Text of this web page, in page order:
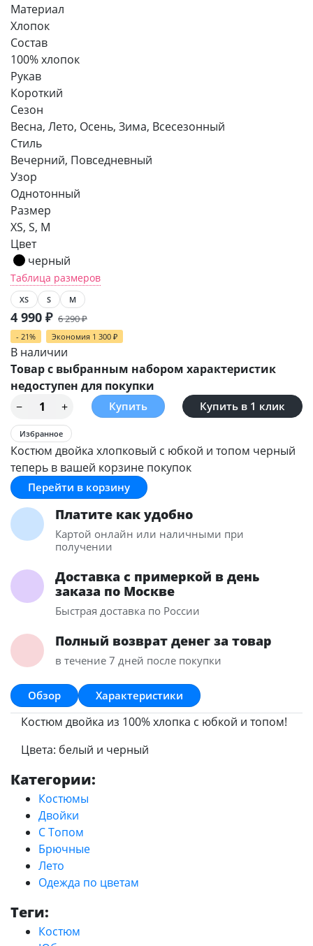
Материал
Хлопок
Состав
100% хлопок
Рукав
Короткий
Сезон
Весна, Лето, Осень, Зима, Всесезонный
Стиль
Вечерний, Повседневный
Узор
Однотонный
Размер
XS, S, M
Цвет
черный
Таблица размеров
XS S M
4 990 ₽ 6 290₽
- 21% Экономия 1 300 ₽
В наличии
Товар с выбранным набором характеристик
недоступен для покупки
Купить в 1 клик
Избранное
Костюм двойка хлопковый с юбкой и топом черный
теперь в вашей корзине покупок
Перейти в корзину
Платите как удобно
Картой онлайн или наличными при
получении
Доставка с примеркой в день
заказа по Москве
Быстрая доставка по России
Полный возврат денег за товар
в течение 7 дней после покупки
Обзор Характеристики
Костюм двойка из 100% хлопка с юбкой и топом!
Цвета: белый и черный
Категории:
Костюмы
Двойки
С Топом
Брючные
Лето
Одежда по цветам
Теги:
Костюм